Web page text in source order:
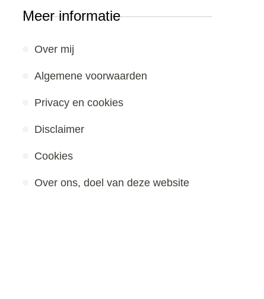
Meer informatie
Over mij
Algemene voorwaarden
Privacy en cookies
Disclaimer
Cookies
Over ons, doel van deze website